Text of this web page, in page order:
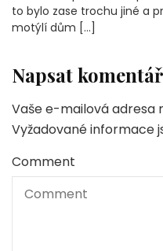
to bylo zase trochu jiné a
motýlí dům […]
Napsat komentář
Vaše e-mailová adresa
Vyžadované informace
Comment